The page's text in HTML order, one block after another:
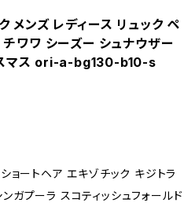
メンズ レディース リュック ペ
ワワ シーズー シュナウザー
スマス ori-a-bg130-b10-s
ョートヘア エキゾチック キジトラ
ガプーラ スコティッシュフォールド